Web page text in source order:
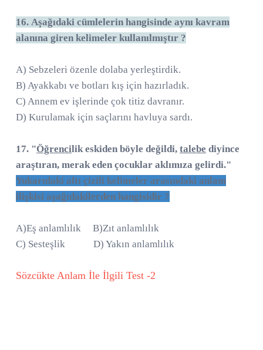
16. Aşağıdaki cümlelerin hangisinde aynı kavram
alanına giren kelimeler kullanılmıştır ?
A) Sebzeleri özenle dolaba yerleştirdik.
B) Ayakkabı ve botları kış için hazırladık.
C) Annem ev işlerinde çok titiz davranır.
D) Kurulamak için saçlarını havluya sardı.
17. "Öğrencilik eskiden böyle değildi, talebe diyince
araştıran, merak eden çocuklar aklımıza gelirdi."
Yukarıdaki altı çizili kelimeler arasındaki anlam
ilişkisi aşağıdakilerden hangisidir ?
A)Eş anlamlılık B)Zıt anlamlılık
C) Sesteşlik D) Yakın anlamlılık
Sözcükte Anlam İle İlgili Test -2